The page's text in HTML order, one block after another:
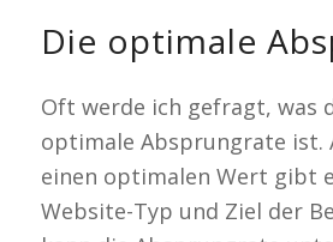
Die optimale
Oft werde ich gefragt, was
optimale Absprungrate ist.
einen optimalen Wert gibt
Website-Typ und Ziel der